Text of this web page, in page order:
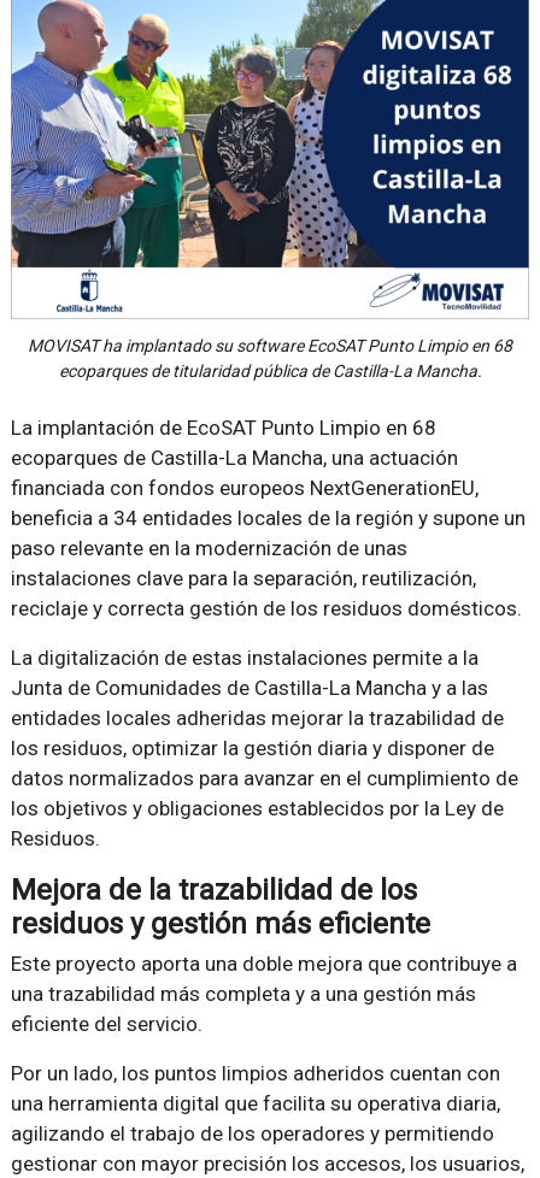
MOVISAT ha implantado su software EcoSAT Punto Limpio en 68
ecoparques de titularidad pública de Castilla-La Mancha.
La implantación de EcoSAT Punto Limpio en 68
ecoparques de Castilla-La Mancha, una actuación
financiada con fondos europeos NextGenerationEU,
beneficia a 34 entidades locales de la región y supone un
paso relevante en la modernización de unas
instalaciones clave para la separación, reutilización,
reciclaje y correcta gestión de los residuos domésticos.
La digitalización de estas instalaciones permite a la
Junta de Comunidades de Castilla-La Mancha y a las
entidades locales adheridas mejorar la trazabilidad de
los residuos, optimizar la gestión diaria y disponer de
datos normalizados para avanzar en el cumplimiento de
los objetivos y obligaciones establecidos por la Ley de
Residuos.
Mejora de la trazabilidad de los
residuos y gestión más eficiente
Este proyecto aporta una doble mejora que contribuye a
una trazabilidad más completa y a una gestión más
eficiente del servicio.
Por un lado, los puntos limpios adheridos cuentan con
una herramienta digital que facilita su operativa diaria,
agilizando el trabajo de los operadores y permitiendo
gestionar con mayor precisión los accesos, los usuarios,